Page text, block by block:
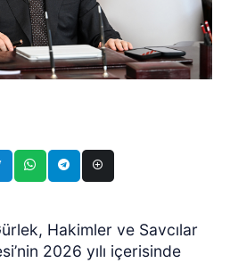
Hakimler ve Savcılar
2026 yılı içerisinde